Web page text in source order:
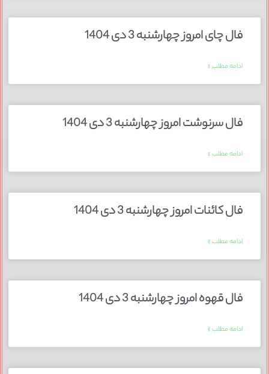
فال چای امروز چهارشنبه 3 دی 1404
ادامه مطلب »
فال سرنوشت امروز چهارشنبه 3 دی 1404
ادامه مطلب »
فال کائنات امروز چهارشنبه 3 دی 1404
ادامه مطلب »
فال قهوه امروز چهارشنبه 3 دی 1404
ادامه مطلب »